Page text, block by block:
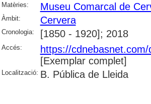
Matèries:
Museu Comarcal de
Àmbit: Cervera
Cronologia: [1850 - 1920]; 2018
Accés:
https://
[Exemplar complet]
Localització: B. Pública de Lleida